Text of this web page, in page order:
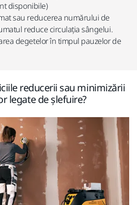
disponibile)
sau reducerea numărului de
reduce circulația sângelui.
degetelor în timpul pauzelor de
reducerii sau minimizării
legate de șlefuire?